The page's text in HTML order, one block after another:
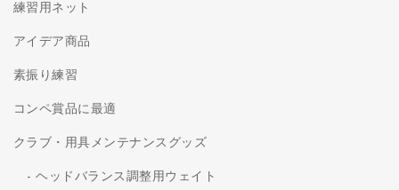
練習用ネット
アイデア商品
素振り練習
コンペ賞品に最適
クラブ・用具メンテナンスグッズ
ヘッドバランス調整用ウェイト